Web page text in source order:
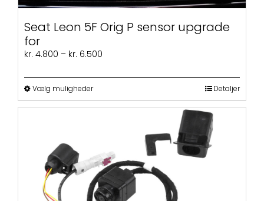
Seat Leon 5F Orig P sensor upgrade
for
kr. 4.800 – kr. 6.500
til
Vælg mulighederDette
vare
Mulighederne
kan
vælges
på
varesiden
Detaljer